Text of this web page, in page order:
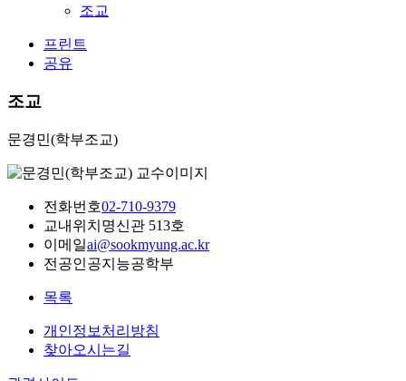
조교
프린트
공유
조교
문경민(학부조교)
전화번호02-710-9379
교내위치 명신관 513호
이메일ai@sookmyung.ac.kr
전공인공지능공학부
목록
개인정보처리방침
찾아오시는길